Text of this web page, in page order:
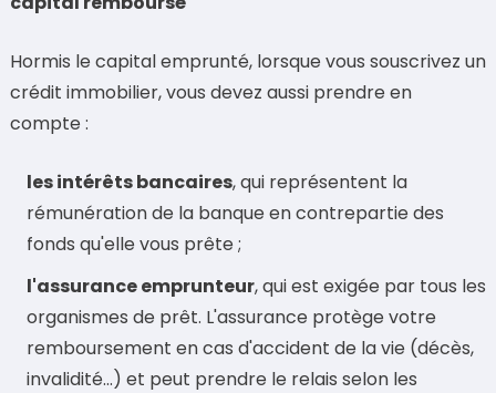
Hormis le capital emprunté, lorsque vous souscrivez un
crédit immobilier, vous devez aussi prendre en
compte :
les intérêts bancaires, qui représentent la
rémunération de la banque en contrepartie des
fonds qu'elle vous prête ;
l'assurance emprunteur, qui est exigée par tous les
organismes de prêt. L'assurance protège votre
remboursement en cas d'accident de la vie (décès,
invalidité...) et peut prendre le relais selon les